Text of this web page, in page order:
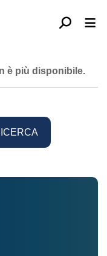
è più disponibile.